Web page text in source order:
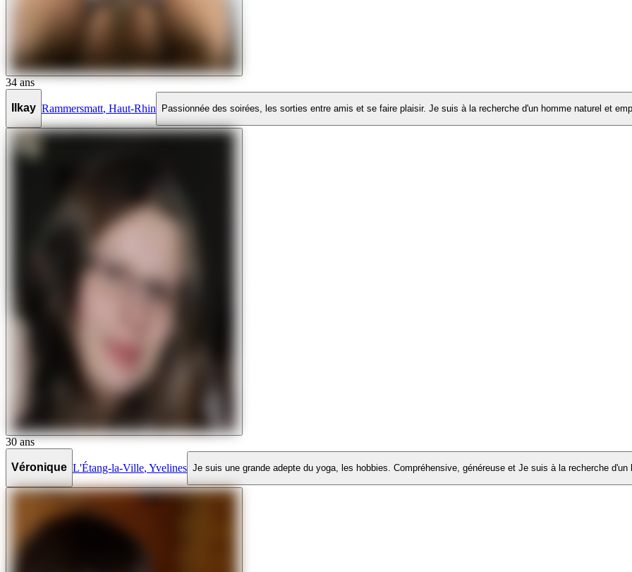
34 ans
Ilkay Rammersmatt Haut-Rhin Passionnée des soirées, les sorties entre amis et se faire plaisir. Je suis à la recherche d'un homme naturel et
30 ans
Véronique L'Étang-la-Ville, Yvelines Je suis une grande adepte du yoga, les hobbies. Compréhensive, généreuse et Je suis à la recherche d'un